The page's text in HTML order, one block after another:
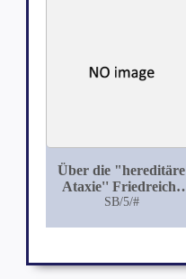
Über die "hereditäre
Ataxie'' Friedreichs
und die
an zwei in der Kgl.
SB/5/#